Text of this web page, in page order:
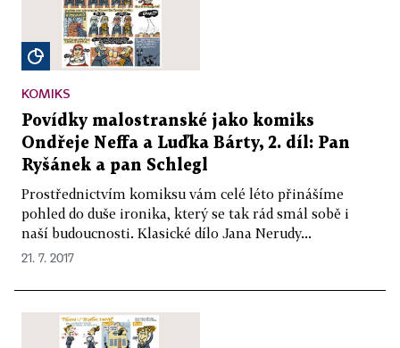
KOMIKS
Povídky malostranské jako komiks
Ondřeje Neffa a Luďka Bárty, 2. díl: Pan
Ryšánek a pan Schlegl
Prostřednictvím komiksu vám celé léto přinášíme
pohled do duše ironika, který se tak rád smál sobě i
naší budoucnosti. Klasické dílo Jana Nerudy...
21. 7. 2017